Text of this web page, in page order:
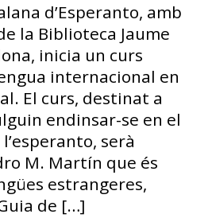
d’Esperanto, amb
la Biblioteca Jaume
inicia un curs
internacional en
El curs, destinat a
endinsar-se en el
serà
M. Martín que és
estrangeres,
de […]